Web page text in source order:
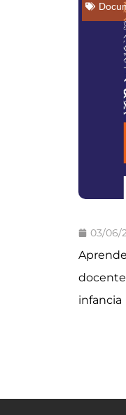
03/06/
infancia